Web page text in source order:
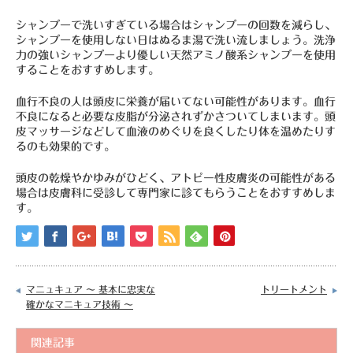
シャンプーで洗いすぎている場合はシャンプーの回数を減らし、
シャンプーを使用しない日はぬるま湯で洗い流しましょう。洗浄
力の強いシャンプーより優しい天然アミノ酸系シャンプーを使用
することをおすすめします。
血行不良の人は頭皮に栄養が届いてない可能性があります。血行
不良になると必要な皮脂が分泌されずかさついてしまいます。頭
皮マッサージなどして血液のめぐりを良くしたり体を温めたりす
るのも効果的です。
頭皮の乾燥やかゆみがひどく、アトピー性皮膚炎の可能性がある
場合は皮膚科に受診して専門家に診てもらうことをおすすめしま
す。
マニュキュア ～ 基本に忠実な
確かなマニキュア技術 ～
トリートメント
関連記事